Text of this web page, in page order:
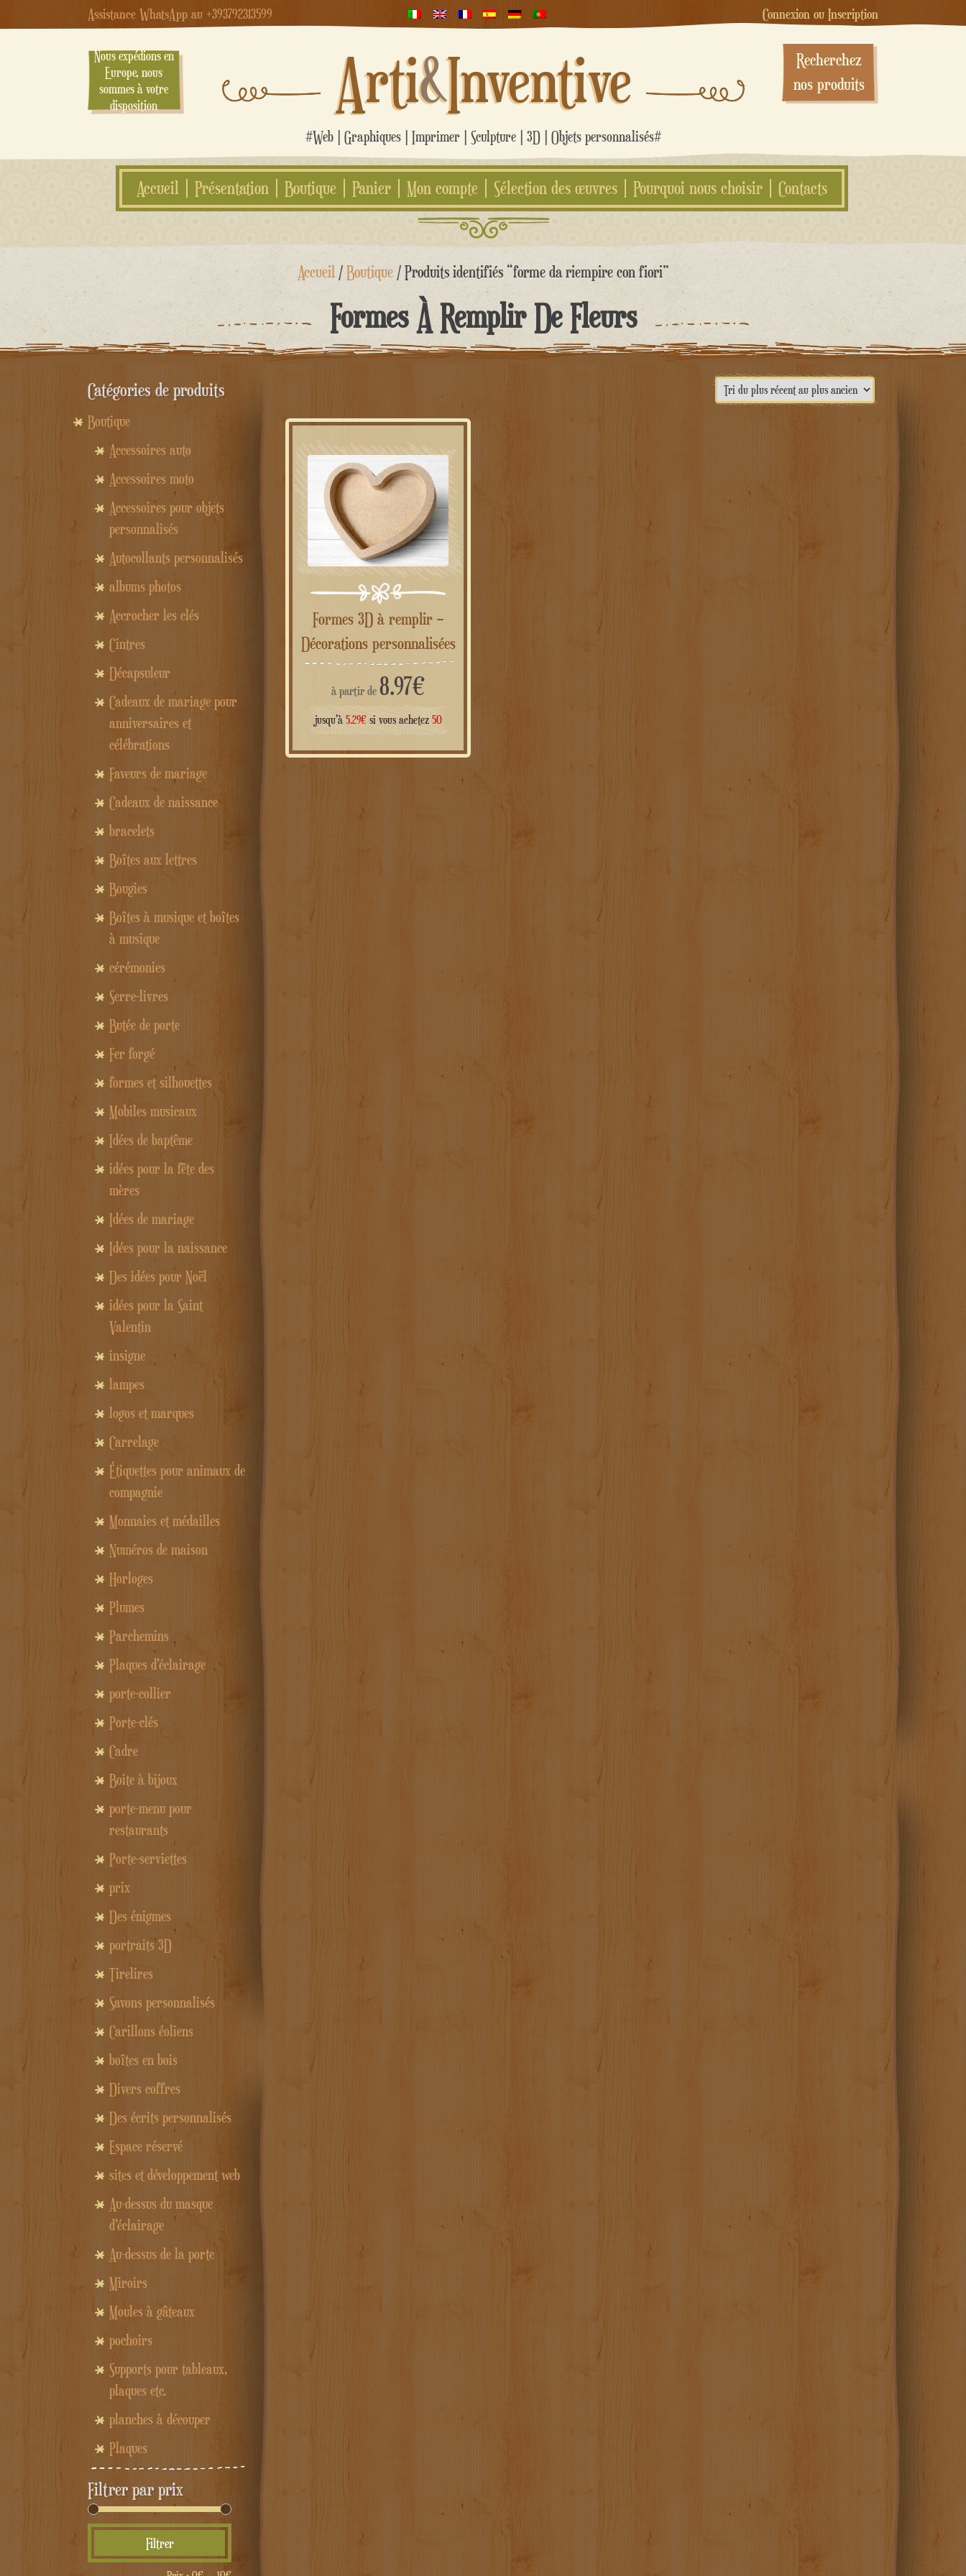
Assistance WhatsApp au +393792313599 Connexion ou Inscription
Nous expédions en
Europe, nous
sommes à votre
disposition
Arti&Inventive
#Web | Graphiques | Imprimer | Sculpture | 3D | Objets personnalisés#
Recherchez
nos produits
Accueil Présentation Boutique Panier Mon compte Sélection des œuvres Pourquoi nous choisir Contacts
Aller
contenu
Accueil /Boutique/ Produits identifiés “forme da riempire con fiori”
Formes À Remplir De Fleurs
Formes 3D à remplir –
Décorations personnalisées
à partir de8.97€
jusqu'à 5.29€si vous achetez 50
Catégories de produits
Boutique
Accessoires auto
Accessoires moto
Accessoires pour objets
personnalisés
Autocollants personnalisés
albums photos
Accrocher les clés
Cintres
Décapsuleur
Cadeaux de mariage pour
anniversaires et
célébrations
Faveurs de mariage
Cadeaux de naissance
bracelets
Boîtes aux lettres
Bougies
Boîtes à musique et boîtes
à musique
cérémonies
Serre-livres
Butée de porte
Fer forgé
formes et silhouettes
Mobiles musicaux
Idées de baptême
idées pour la fête des
mères
Idées de mariage
Idées pour la naissance
Des idées pour Noël
idées pour la Saint
Valentin
insigne
lampes
logos et marques
Carrelage
Étiquettes pour animaux de
compagnie
Monnaies et médailles
Numéros de maison
Horloges
Plumes
Parchemins
Plaques d'éclairage
porte-collier
Porte-clés
Cadre
Boite à bijoux
porte-menu pour
restaurants
Porte-serviettes
prix
Des énigmes
portraits 3D
Tirelires
Savons personnalisés
Carillons éoliens
boîtes en bois
Divers coffres
Des écrits personnalisés
Espace réservé
sites et développement web
Au-dessus du masque
d'éclairage
Au-dessus de la porte
Miroirs
Moules à gâteaux
pochoirs
Supports pour tableaux,
plaques etc.
planches à découper
Plaques
Filtrer par prix
min
max
Filtrer